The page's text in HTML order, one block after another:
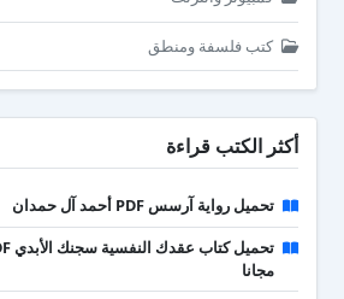
كتب فلسفة ومنطق
أكثر الكتب قراءة
تحميل رواية آرسس PDF أحمد آل حمدان
مجانا